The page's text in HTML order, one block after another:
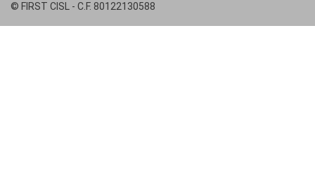
© FIRST CISL - C.F. 80122130588